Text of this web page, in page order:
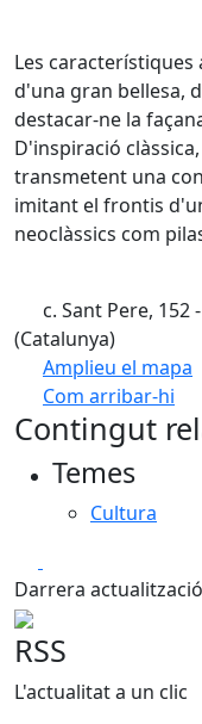
Les
d'una gran bellesa,
destacar-ne la
D'inspiració
transmetent una
imitant el frontis
neoclàssics com
c. Sant Pere, 152
(Catalunya)
Amplieu el mapa
Com arribar-hi
+
Contingut
Temes
Cultura
Darrera
RSS
L'actualitat a un clic